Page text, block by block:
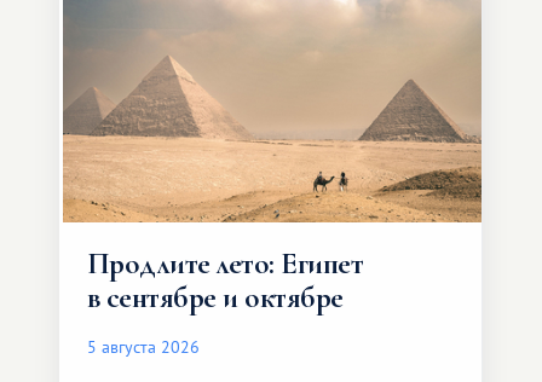
Продлите лето: Египет
в сентябре и октябре
5 августа 2026